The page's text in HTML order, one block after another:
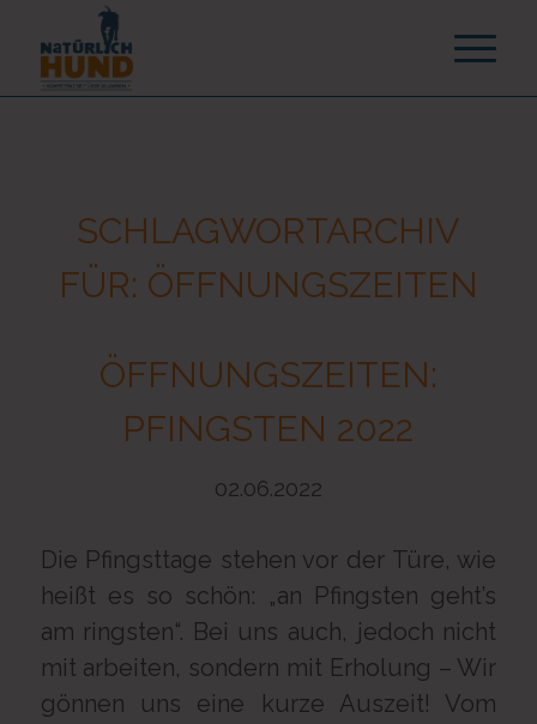
SCHLAGWORTARCHIV
FÜR: ÖFFNUNGSZEITEN
ÖFFNUNGSZEITEN:
PFINGSTEN 2022
02.06.2022
Die Pfingsttage stehen vor der Türe, wie
heißt es so schön: „an Pfingsten geht’s
am ringsten“. Bei uns auch, jedoch nicht
mit arbeiten, sondern mit Erholung – Wir
gönnen uns eine kurze Auszeit! Vom